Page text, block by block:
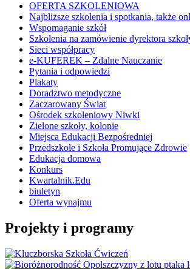
OFERTA SZKOLENIOWA
Najbliższe szkolenia i spotkania, także
Wspomaganie szkół
Szkolenia na zamówienie dyrektora
Sieci współpracy
e-KUFEREK – Zdalne Nauczanie
Pytania i odpowiedzi
Plakaty
Doradztwo metodyczne
Zaczarowany Świat
Ośrodek szkoleniowy Niwki
Zielone szkoły, kolonie
Miejsca Edukacji Bezpośredniej
Przedszkole i Szkoła Promujące Zdrowie
Edukacja domowa
Konkurs
Kwartalnik.Edu
biuletyn
Oferta wynajmu
Projekty i programy